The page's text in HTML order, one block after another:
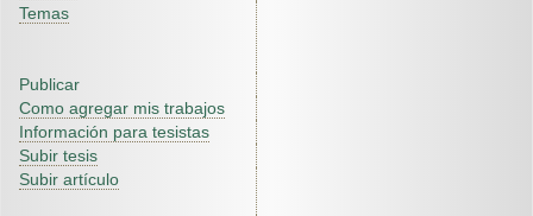
Temas
Publicar
Como agregar mis trabajos
Información para tesistas
Subir tesis
Subir artículo